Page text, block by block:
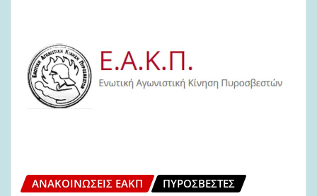
ΑΝΑΚΟΙΝΏΣΕΙΣ ΕΑΚΠ ΠΥΡΟΣΒΈΣΤΕΣ